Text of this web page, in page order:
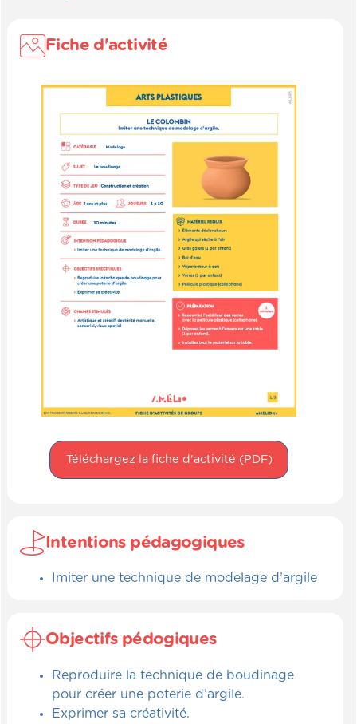
Fiche d'activité
Téléchargez la fiche d'activité (PDF)
Intentions pédagogiques
Imiter une technique de modelage d’argile
Objectifs pédogiques
Reproduire la technique de boudinage
pour créer une poterie d’argile.
Exprimer sa créativité.